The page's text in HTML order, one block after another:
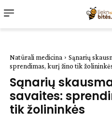
Natūrali medicina
Sąnarių
sprendimas, kurį žino tik
Sąnarių
savaites:
tik žolininkės